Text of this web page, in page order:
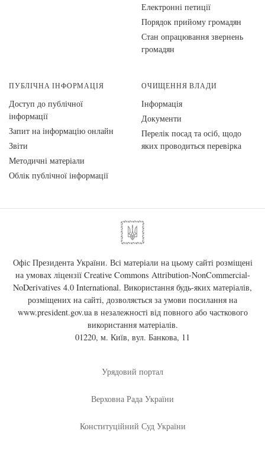
Електронні петиції
Порядок прийому громадян
Стан опрацювання звернень
громадян
ПУБЛІЧНА ІНФОРМАЦІЯ
Доступ до публічної
інформації
Запит на інформацію онлайн
Звіти
Методичні матеріали
Облік публічної інформації
ОЧИЩЕННЯ ВЛАДИ
Інформація
Документи
Перелік посад та осіб, щодо
яких проводиться перевірка
Офіс Президента України. Всі матеріали на цьому сайті розміщені
на умовах ліцензії Creative Commons Attribution-NonCommercial-
NoDerivatives 4.0 International. Використання будь-яких матеріалів,
розміщених на сайті, дозволяється за умови посилання на
www.president.gov.uaв незалежності від повного або часткового
використання матеріалів.
01220, м. Київ, вул. Банкова, 11
Урядовий портал
Верховна Рада України
Конституційний Суд України